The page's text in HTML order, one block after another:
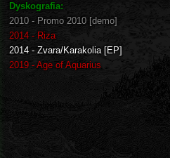
Dyskografia:
2010 - Promo 2010 [demo]
2014 - Riza
2014 - Zvara/Karakolia [EP]
2019 - Age of Aquarius